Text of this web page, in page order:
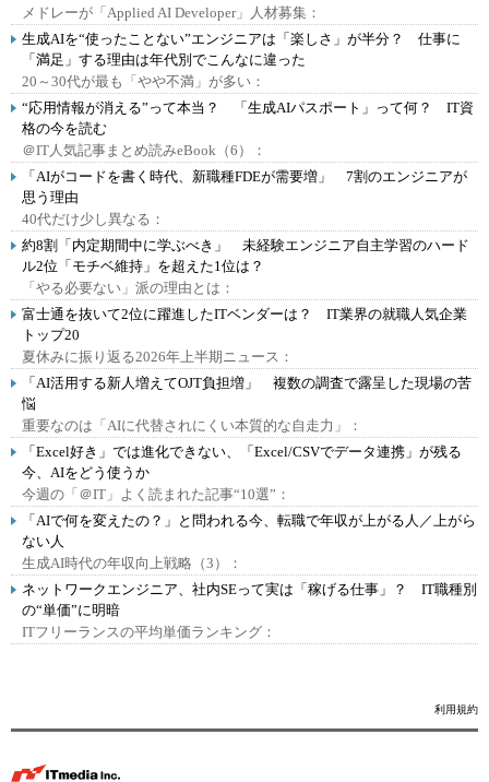
メドレーが「Applied AI Developer」人材募集：
生成AIを“使ったことない”エンジニアは「楽しさ」が半分？ 仕事に
「満足」する理由は年代別でこんなに違った
20～30代が最も「やや不満」が多い：
“応用情報が消える”って本当？ 「生成AIパスポート」って何？ IT資
格の今を読む
＠IT人気記事まとめ読みeBook（6）：
「AIがコードを書く時代、新職種FDEが需要増」 7割のエンジニアが
思う理由
40代だけ少し異なる：
約8割「内定期間中に学ぶべき」 未経験エンジニア自主学習のハード
ル2位「モチベ維持」を超えた1位は？
「やる必要ない」派の理由とは：
富士通を抜いて2位に躍進したITベンダーは？ IT業界の就職人気企業
トップ20
夏休みに振り返る2026年上半期ニュース：
「AI活用する新人増えてOJT負担増」 複数の調査で露呈した現場の苦
悩
重要なのは「AIに代替されにくい本質的な自走力」：
「Excel好き」では進化できない、「Excel/CSVでデータ連携」が残る
今、AIをどう使うか
今週の「＠IT」よく読まれた記事“10選”：
「AIで何を変えたの？」と問われる今、転職で年収が上がる人／上がら
ない人
生成AI時代の年収向上戦略（3）：
ネットワークエンジニア、社内SEって実は「稼げる仕事」？ IT職種別
の“単価”に明暗
ITフリーランスの平均単価ランキング：
利用規約